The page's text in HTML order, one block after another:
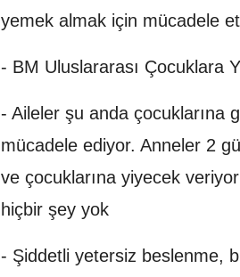
yemek almak için mücadele
- BM Uluslararası Çocuklara
- Aileler şu anda çocuklarına
mücadele ediyor. Anneler 2
ve çocuklarına yiyecek
hiçbir şey yok
- Şiddetli yetersiz beslenme,